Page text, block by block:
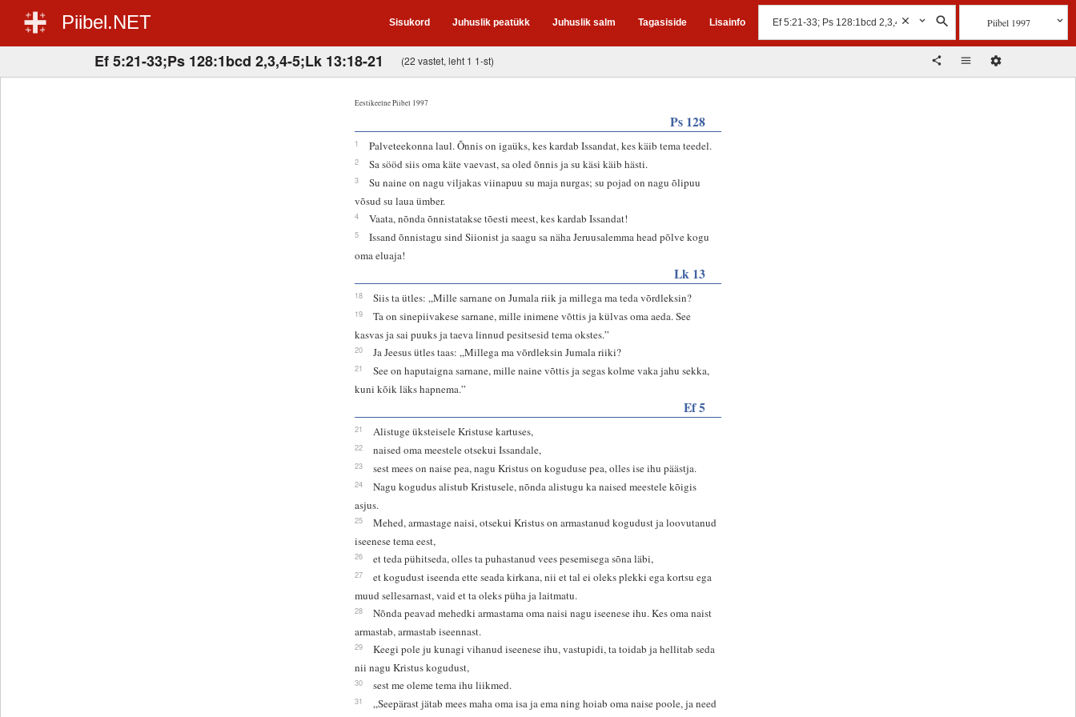
Piibel.NET Sisukord Juhuslik peatükk Juhuslik salm Tagasiside Lisainfo Piibel 1997
Ef 5:21-33;Ps 128:1bcd 2,3,4-5;Lk 13:18-21 (22 vastet, leht 1 1-st)
Eestikeelne Piibel 1997
Ps 128
1 Palveteekonna laul. Õnnis on igaüks, kes kardab Issandat, kes käib tema teedel.
2 Sa sööd siis oma käte vaevast, sa oled õnnis ja su käsi käib hästi.
3
Su naine on nagu viljakas viinapuu su maja nurgas; su pojad on nagu õlipuu
võsud su laua ümber.
4 Vaata, nõnda õnnistatakse tõesti meest, kes kardab Issandat!
5
Issand õnnistagu sind Siionist ja saagu sa näha Jeruusalemma head põlve kogu
oma eluaja!
Lk 13
18 Siis ta ütles: „Mille sarnane on Jumala riik ja millega ma teda võrdleksin?
19
Ta on sinepiivakese sarnane, mille inimene võttis ja külvas oma aeda. See
kasvas ja sai puuks ja taeva linnud pesitsesid tema okstes.”
20 Ja Jeesus ütles taas: „Millega ma võrdleksin Jumala riiki?
21
See on haputaigna sarnane, mille naine võttis ja segas kolme vaka jahu sekka,
kuni kõik läks hapnema.”
Ef 5
21 Alistuge üksteisele Kristuse kartuses,
22 naised oma meestele otsekui Issandale,
23 sest mees on naise pea, nagu Kristus on koguduse pea, olles ise ihu päästja.
24
Nagu kogudus alistub Kristusele, nõnda alistugu ka naised meestele kõigis
asjus.
25
Mehed, armastage naisi, otsekui Kristus on armastanud kogudust ja loovutanud
iseenese tema eest,
26 et teda pühitseda, olles ta puhastanud vees pesemisega sõna läbi,
27
et kogudust iseenda ette seada kirkana, nii et tal ei oleks plekki ega kortsu ega
muud sellesarnast, vaid et ta oleks püha ja laitmatu.
28
Nõnda peavad mehedki armastama oma naisi nagu iseenese ihu. Kes oma naist
armastab, armastab iseennast.
29
Keegi pole ju kunagi vihanud iseenese ihu, vastupidi, ta toidab ja hellitab seda
nii nagu Kristus kogudust,
30 sest me oleme tema ihu liikmed.
31
„Seepärast jätab mees maha oma isa ja ema ning hoiab oma naise poole, ja need